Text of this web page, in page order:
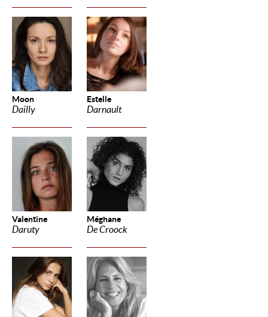
Moon
Dailly
Estelle
Darnault
Valentine
Daruty
Méghane
De Croock